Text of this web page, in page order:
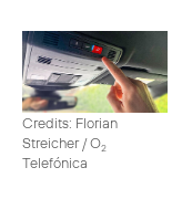
Credits: Florian
Streicher / O2
Telefónica